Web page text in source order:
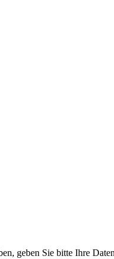
geben Sie bitte Ihre